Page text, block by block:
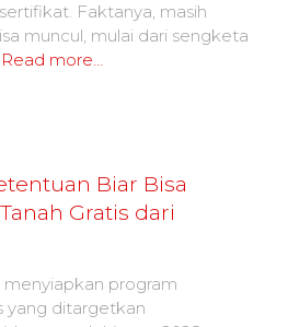
Faktanya, masih
muncul, mulai dari sengketa
Read more…
Biar Bisa
Gratis dari
program
yang ditargetkan